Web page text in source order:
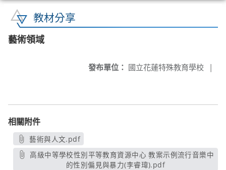
教材分享
藝術領域
發布單位： 國立花蓮特殊教育學校 |
相關附件
藝術與人文.pdf
另開新視窗
高級中等學校性別平等教育資源中心 教案示例流行音樂中
的性別偏見與暴力(李睿瑋).pdf另開新視窗